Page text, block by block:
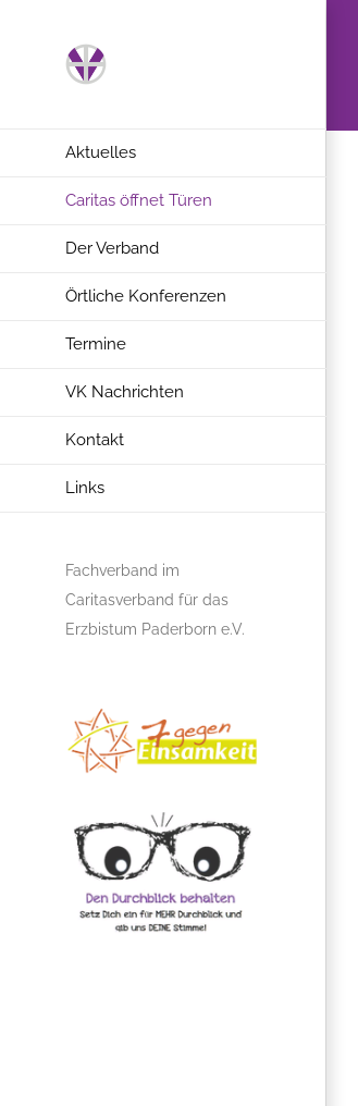
Aktuelles
Caritas öffnet Türen
Der Verband
Örtliche Konferenzen
Termine
VK Nachrichten
Kontakt
Links
Fachverband im
Caritasverband für das
Erzbistum Paderborn e.V.
gegen
Einsamkeit
Durchblick
behalten
weil
Brillen
Teilhabe
ermöglichen!